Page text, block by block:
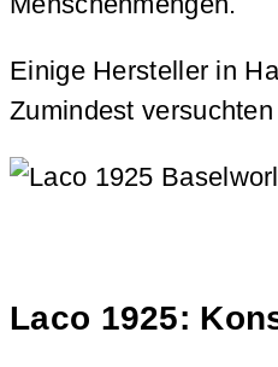
Einige Hersteller in
Zumindest
Laco 1925: